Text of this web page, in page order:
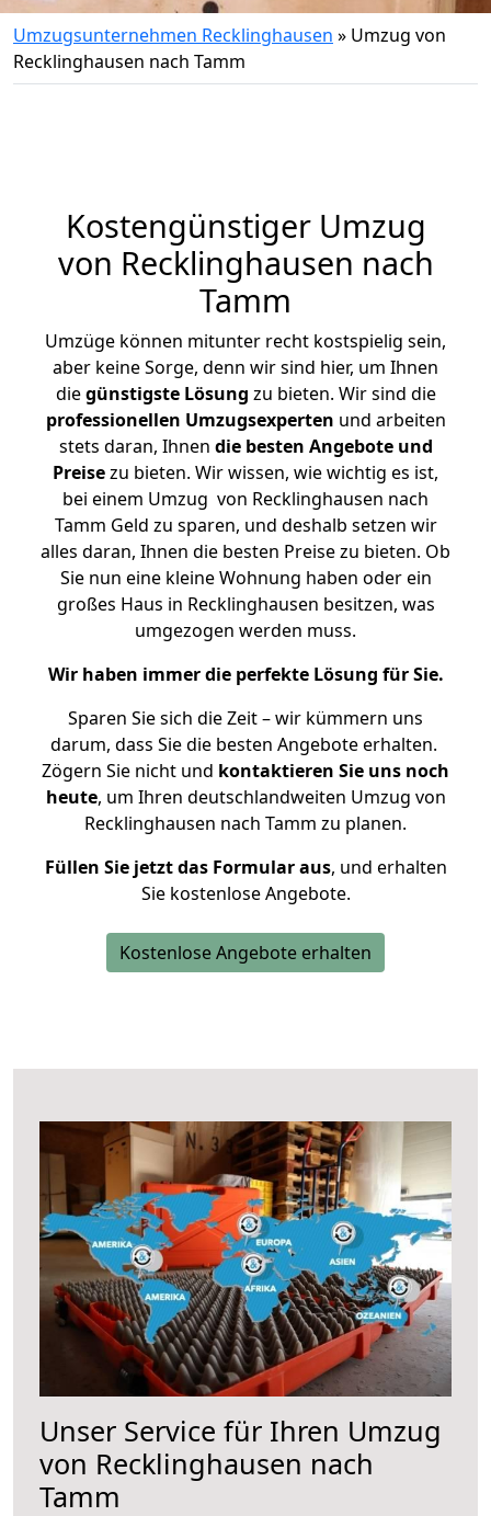
Umzugsunternehmen Recklinghausen » Umzug von
Recklinghausen nach Tamm
Kostengünstiger Umzug
von Recklinghausen nach
Tamm
Umzüge können mitunter recht kostspielig sein,
aber keine Sorge, denn wir sind hier, um Ihnen
diegünstigste Lösung zu bieten. Wir sind die
professionellen Umzugsexperten und arbeiten
stets daran, Ihnen die besten Angebote und
Preisezu bieten. Wir wissen, wie wichtig es ist,
bei einem Umzug von Recklinghausen nach
Tamm Geld zu sparen, und deshalb setzen wir
alles daran, Ihnen die besten Preise zu bieten. Ob
Sie nun eine kleine Wohnung haben oder ein
großes Haus in Recklinghausen besitzen, was
umgezogen werden muss.
Wir haben immer die perfekte Lösung für Sie.
Sparen Sie sich die Zeit – wir kümmern uns
darum, dass Sie die besten Angebote erhalten.
Zögern Sie nicht und kontaktieren Sie uns noch
heute, um Ihren deutschlandweiten Umzug von
Recklinghausen nach Tamm zu planen.
Füllen Sie jetzt das Formular aus, und erhalten
Sie kostenlose Angebote.
Kostenlose Angebote erhalten
Unser Service für Ihren Umzug
von Recklinghausen nach
Tamm